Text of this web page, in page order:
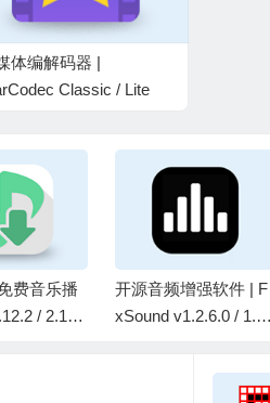
体编解码器 |
Classic / Lite
费音乐播
/ 2.12.
开源音频增强软件 | F
xSound v1.2.6.0 / 1.2.